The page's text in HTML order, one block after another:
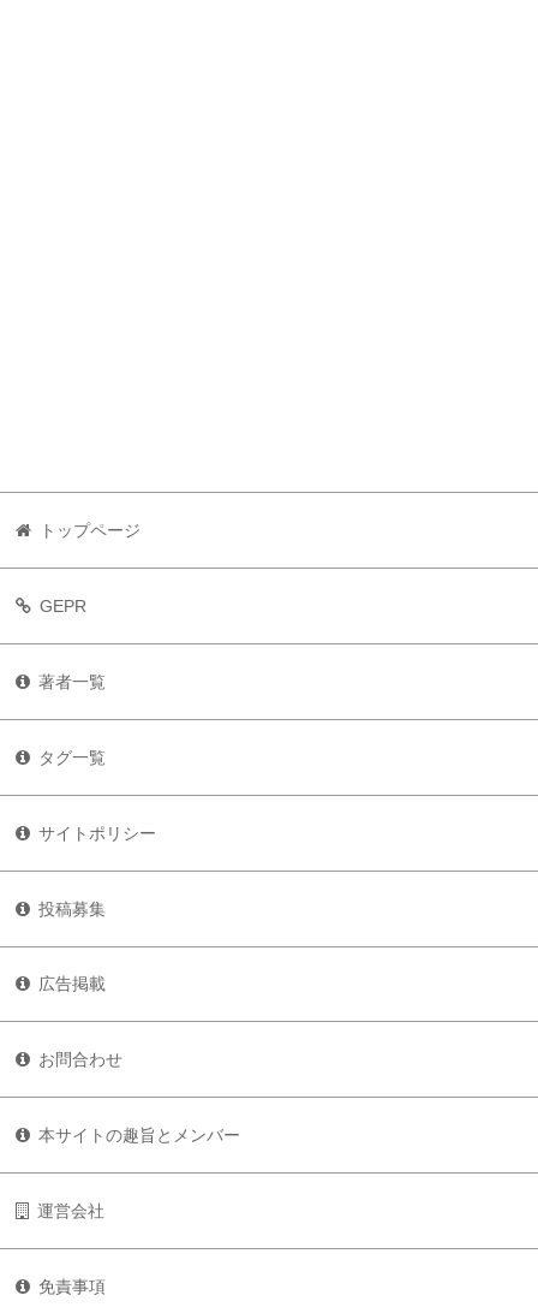
トップページ
GEPR
著者一覧
タグ一覧
サイトポリシー
投稿募集
広告掲載
お問合わせ
本サイトの趣旨とメンバー
運営会社
免責事項